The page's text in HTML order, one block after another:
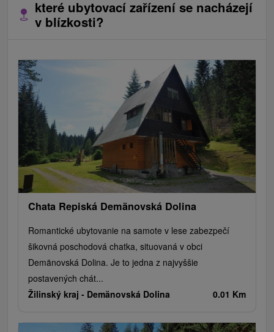
které ubytovací zařízení se nacházejí
v blízkosti?
Chata Repiská Demänovská Dolina
Romantické ubytovanie na samote v lese zabezpečí
šikovná poschodová chatka, situovaná v obci
Demänovská Dolina. Je to jedna z najvyššie
postavených chát...
Žilinský kraj - Demänovská Dolina 0.01 Km